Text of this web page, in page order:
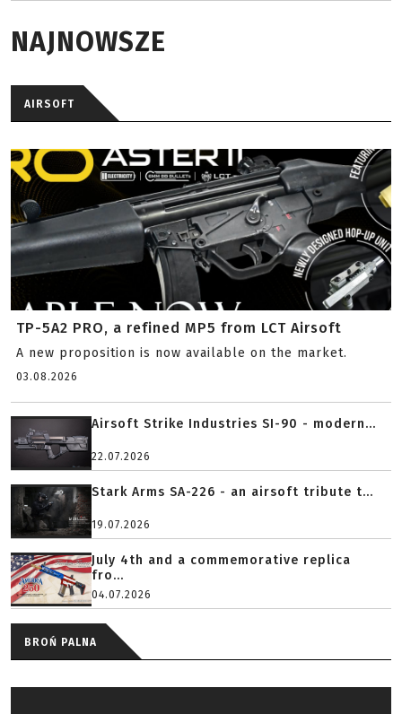
NAJNOWSZE
AIRSOFT
TP-5A2 PRO, a refined MP5 from LCT Airsoft
A new proposition is now available on the market.
03.08.2026
Airsoft Strike Industries SI-90 - modern...
22.07.2026
Stark Arms SA-226 - an airsoft tribute t...
19.07.2026
July 4th and a commemorative replica
fro...
04.07.2026
BROŃ PALNA